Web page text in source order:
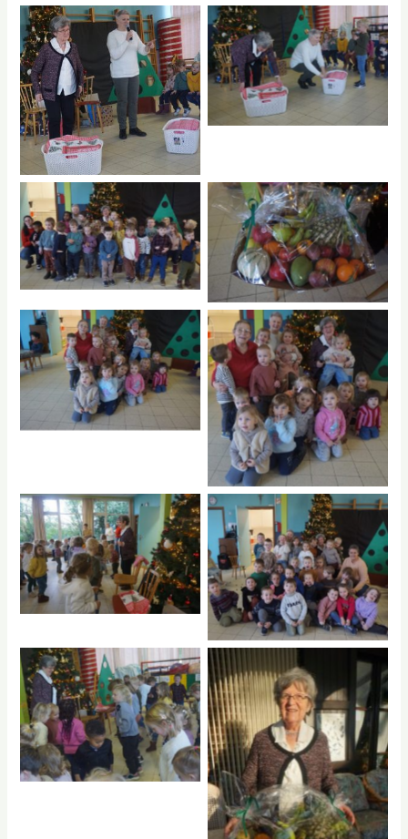
No Caption
No Caption
No Caption No Caption
No Caption
No Caption
No Caption
No Caption
No Caption
No Caption